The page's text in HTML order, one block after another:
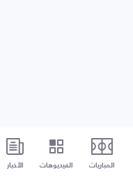
المباريات الفيديوهات الأخبار